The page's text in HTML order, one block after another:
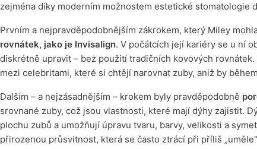
zejména díky moderním možnostem estetické stomatologie
Prvním a nejpravděpodobnějším zákrokem, který Miley
rovnátek, jako je Invisalign. V počátcích její kariéry se u ní
diskrétně upravit – bez použití tradičních kovových
mezi celebritami, které si chtějí narovnat zuby, aniž by
Dalším – a nejzásadnějším – krokem byly pravděpodobně
srovnané zuby, což jsou vlastnosti, které mají dýhy zajistit.
plochu zubů a umožňují úpravu tvaru, barvy, velikosti a
přirozenou průsvitnost, která se často ztrácí při příliš